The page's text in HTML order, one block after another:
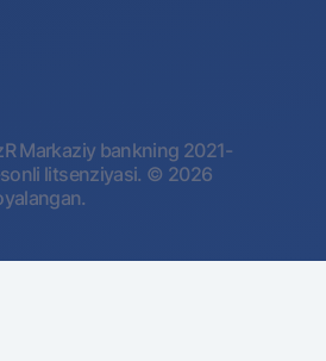
Markaziy bankning 2021-
litsenziyasi. © 2026